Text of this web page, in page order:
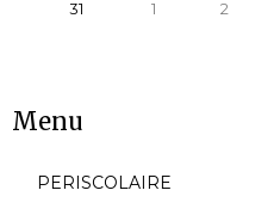
31 1 2
Menu
PERISCOLAIRE